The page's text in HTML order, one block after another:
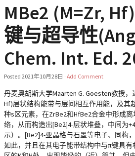
MBe2 (M=Zr,
键与超导性
Chem. Int. Ed.
Posted 2021年10月28日 · Add Comment
丹麦奥胡斯大学Maarten G. Goesten教授，
Hf)层状结构能带与层间相互作用能，及其
种s区元素，在ZrBe2和HfBe2合金中形成
络，从而构造出[Be2]4-层状堆叠，中间为
示）。[Be2]4-亚晶格与石墨等电子、同构
如此，并且在其电子能带结构中与π键具